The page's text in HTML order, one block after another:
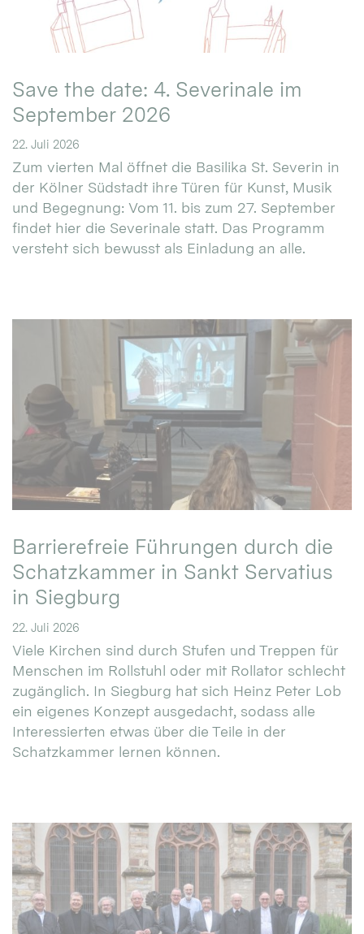
Save the date: 4. Severinale im
September 2026
22. Juli 2026
Zum vierten Mal öffnet die Basilika St. Severin in
der Kölner Südstadt ihre Türen für Kunst, Musik
und Begegnung: Vom 11. bis zum 27. September
findet hier die Severinale statt. Das Programm
versteht sich bewusst als Einladung an alle.
Barrierefreie Führungen durch die
Schatzkammer in Sankt Servatius
in Siegburg
22. Juli 2026
Viele Kirchen sind durch Stufen und Treppen für
Menschen im Rollstuhl oder mit Rollator schlecht
zugänglich. In Siegburg hat sich Heinz Peter Lob
ein eigenes Konzept ausgedacht, sodass alle
Interessierten etwas über die Teile in der
Schatzkammer lernen können.